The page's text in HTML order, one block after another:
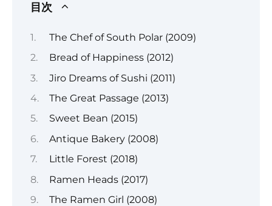
目次
The Chef of South Polar (2009)
Bread of Happiness (2012)
Jiro Dreams of Sushi (2011)
The Great Passage (2013)
Sweet Bean (2015)
Antique Bakery (2008)
Little Forest (2018)
Ramen Heads (2017)
The Ramen Girl (2008)